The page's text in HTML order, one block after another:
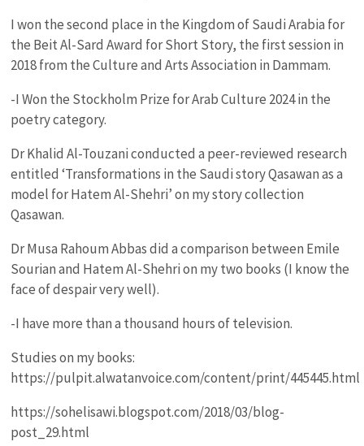
I won the second place in the Kingdom of Saudi Arabia for
the Beit Al-Sard Award for Short Story, the first session in
2018 from the Culture and Arts Association in Dammam.
-I Won the Stockholm Prize for Arab Culture 2024 in the
poetry category.
Dr Khalid Al-Touzani conducted a peer-reviewed research
entitled ‘Transformations in the Saudi story Qasawan as a
model for Hatem Al-Shehri’ on my story collection
Qasawan.
Dr Musa Rahoum Abbas did a comparison between Emile
Sourian and Hatem Al-Shehri on my two books (I know the
face of despair very well).
-I have more than a thousand hours of television.
Studies on my books:
https://pulpit.alwatanvoice.com/content/print/445445.html
https://sohelisawi.blogspot.com/2018/03/blog-
post_29.html